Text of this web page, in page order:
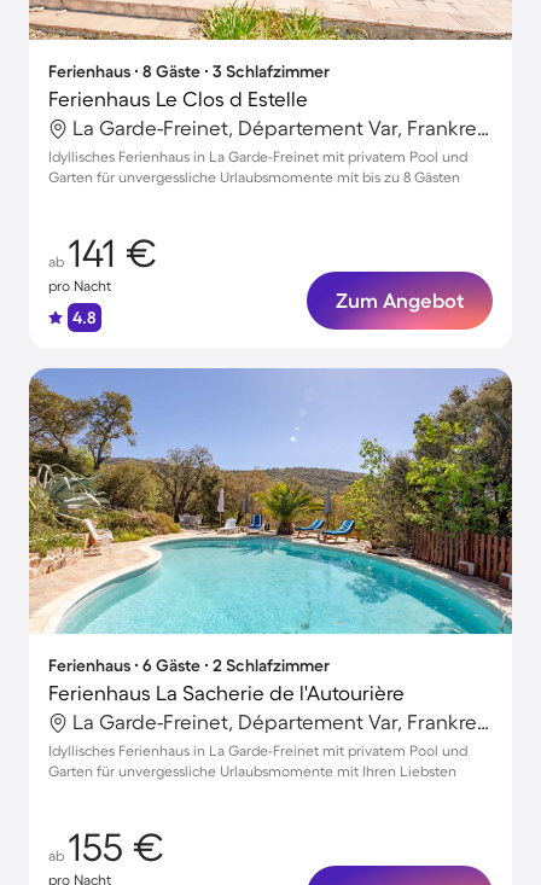
Ferienhaus ∙ 8 Gäste ∙ 3 Schlafzimmer
Ferienhaus Le Clos d Estelle
La Garde-Freinet, Département Var, Frankreich
Idyllisches Ferienhaus in La Garde-Freinet mit privatem Pool und
Garten für unvergessliche Urlaubsmomente mit bis zu 8 Gästen
ab 141 €
pro Nacht
4.8
Zum Angebot
Ferienhaus ∙ 6 Gäste ∙ 2 Schlafzimmer
Ferienhaus La Sacherie de l'Autourière
La Garde-Freinet, Département Var, Frankreich
Idyllisches Ferienhaus in La Garde-Freinet mit privatem Pool und
Garten für unvergessliche Urlaubsmomente mit Ihren Liebsten
ab 155 €
pro Nacht